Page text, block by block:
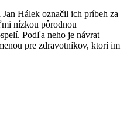
Hálek označil ich príbeh za
nízkou pôrodnou
Podľa neho je návrat
pre zdravotníkov, ktorí im